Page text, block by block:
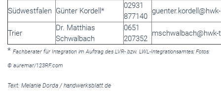
Südwestfalen Günter Kordell*
02931
877140
Trier
Dr. Matthias
Schwalbach
0651
207352
mschwalbach@hwk-
* Fachberater für Integration im Auftrag des LVR- bzw. LWL-Integrationsamtes; Fotos:
© auremar/123RF.com
Text: Melanie Dorda / handwerksblatt.de